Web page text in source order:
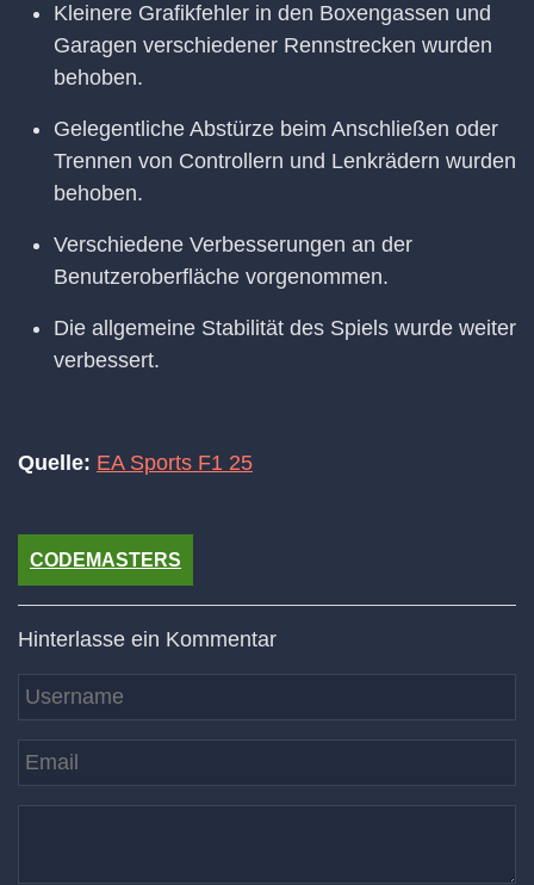
Kleinere Grafikfehler in den Boxengassen und
Garagen verschiedener Rennstrecken wurden
behoben.
Gelegentliche Abstürze beim Anschließen oder
Trennen von Controllern und Lenkrädern wurden
behoben.
Verschiedene Verbesserungen an der
Benutzeroberfläche vorgenommen.
Die allgemeine Stabilität des Spiels wurde weiter
verbessert.
Quelle: EA Sports F1 25
CODEMASTERS
Hinterlasse ein Kommentar